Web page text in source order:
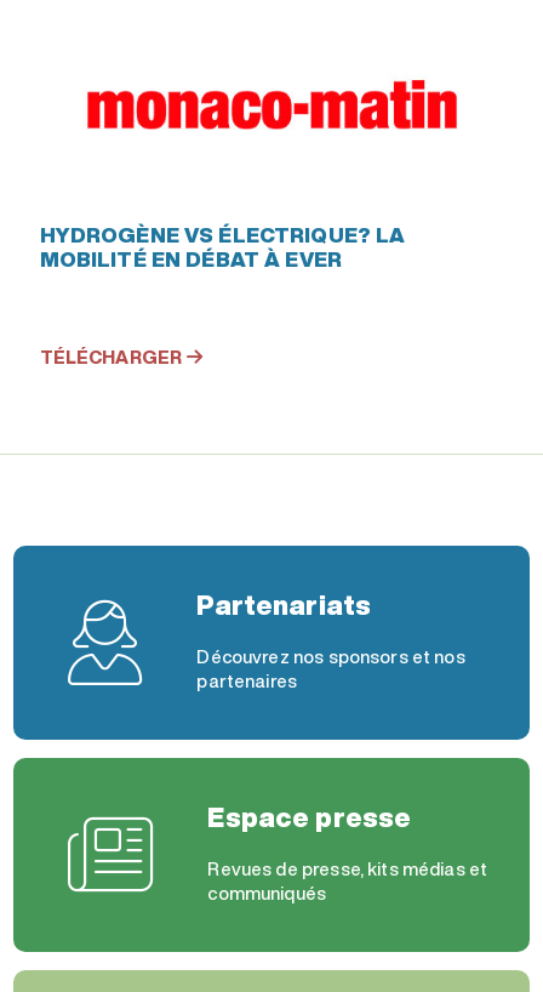
HYDROGÈNE VS ÉLECTRIQUE? LA
MOBILITÉ EN DÉBAT À EVER
TÉLÉCHARGER
Partenariats
Découvrez nos sponsors et nos
partenaires
Espace presse
Revues de presse, kits médias et
communiqués